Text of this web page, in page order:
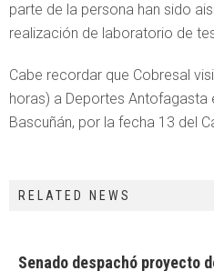
parte de la persona han sido
realización de laboratorio de
Cabe recordar que Cobresal
horas) a Deportes Antofagasta
Bascuñán, por la fecha 13 del
RELATED NEWS
Senado despachó proyecto